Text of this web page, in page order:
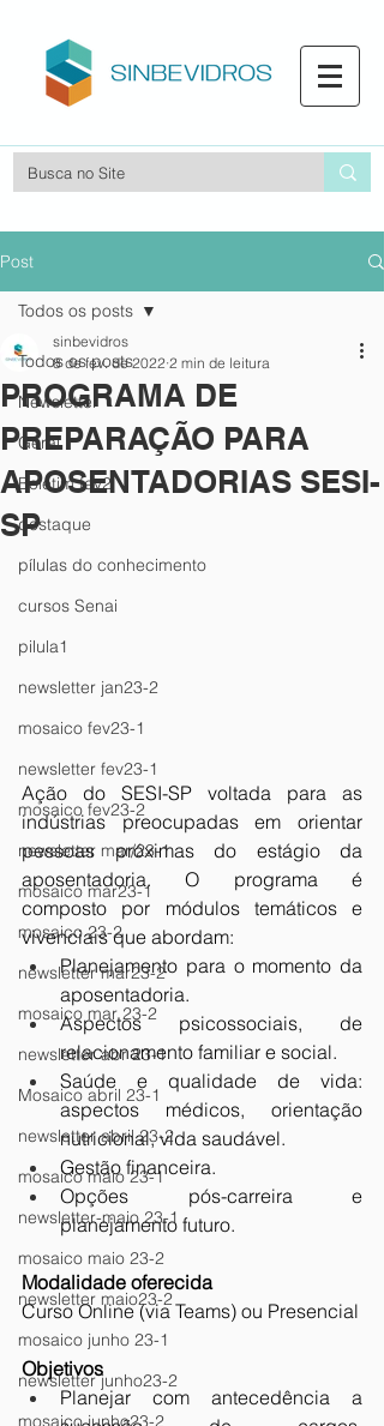
Post
Todos os posts
Newsletter
Geral
Boletim fev2
destaque
pílulas do conhecimento
cursos Senai
pilula1
newsletter jan23-2
mosaico fev23-1
newsletter fev23-1
mosaico fev23-2
newsletter mar/23-1
mosaico mar23-1
mosaico 23-2
newsletter mar23-2
mosaico mar 23-2
newsletter abr 23-1
Mosaico abril 23-1
newsletter abril 23-2
mosaico maio 23-1
newsletter-maio 23-1
mosaico maio 23-2
newsletter maio23-2
mosaico junho 23-1
newsletter junho23-2
mosaico junho23-2
Todos os posts
PROGRAMA DE
PREPARAÇÃO PARA
APOSENTADORIAS SESI-
SP
sinbevidros
8 de fev. de 2022 2 min de leitura
Ação do SESI-SP voltada para as
indústrias preocupadas em orientar
pessoas próximas do estágio da
aposentadoria. O programa é
composto por módulos temáticos e
vivenciais que abordam:
Planejamento para o momento da
aposentadoria.
Aspectos psicossociais, de
relacionamento familiar e social.
Saúde e qualidade de vida:
aspectos médicos, orientação
nutricional, vida saudável.
Gestão financeira.
Opções pós-carreira e
planejamento futuro.
Modalidade oferecida
Curso Online (via Teams) ou Presencial
Objetivos
Planejar com antecedência a